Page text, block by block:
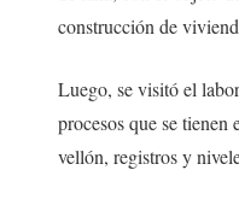
construcción de
Luego, se visitó el
procesos que se tienen
vellón, registros y